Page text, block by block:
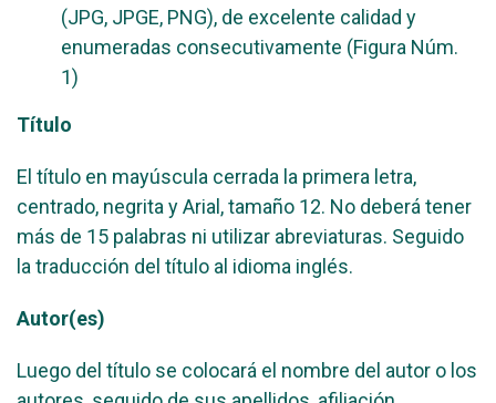
(JPG, JPGE, PNG), de excelente calidad y
enumeradas consecutivamente (Figura Núm.
1)
Título
El título en mayúscula cerrada la primera letra,
centrado, negrita y Arial, tamaño 12. No deberá tener
más de 15 palabras ni utilizar abreviaturas. Seguido
la traducción del título al idioma inglés.
Autor(es)
Luego del título se colocará el nombre del autor o los